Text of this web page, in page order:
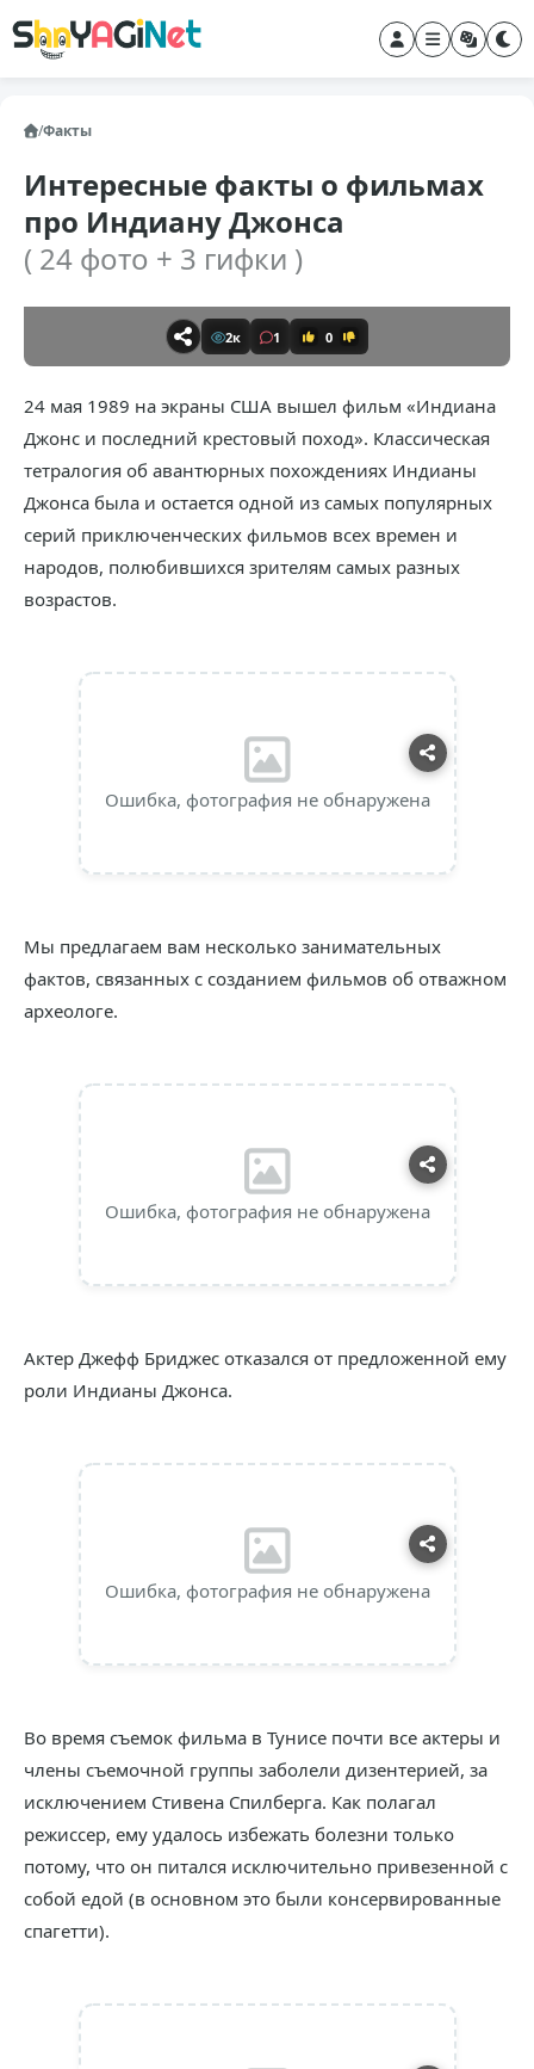
/Факты
Интересные факты о фильмах
про Индиану Джонса
( 24 фото + 3 гифки )
2к 1 0
24 мая 1989 на экраны США вышел фильм «Индиана
Джонс и последний крестовый поход». Классическая
тетралогия об авантюрных похождениях Индианы
Джонса была и остается одной из самых популярных
серий приключенческих фильмов всех времен и
народов, полюбившихся зрителям самых разных
возрастов.
Ошибка, фотография не обнаружена
Мы предлагаем вам несколько занимательных
фактов, связанных с созданием фильмов об отважном
археологе.
Ошибка, фотография не обнаружена
Актер Джефф Бриджес отказался от предложенной ему
роли Индианы Джонса.
Ошибка, фотография не обнаружена
Во время съемок фильма в Тунисе почти все актеры и
члены съемочной группы заболели дизентерией, за
исключением Стивена Спилберга. Как полагал
режиссер, ему удалось избежать болезни только
потому, что он питался исключительно привезенной с
собой едой (в основном это были консервированные
спагетти).